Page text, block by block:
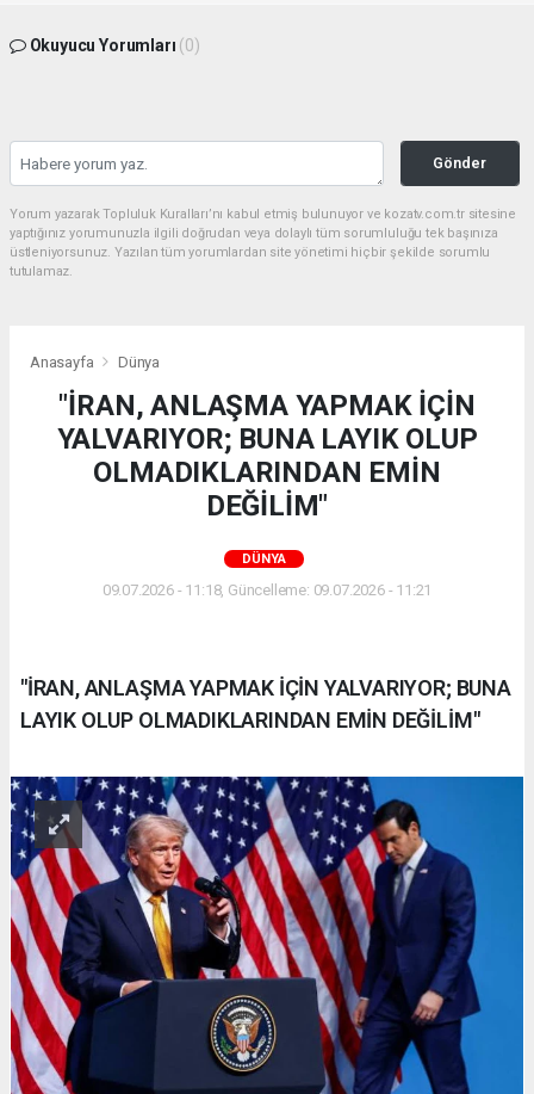
Okuyucu Yorumları (0)
Gönder
Yorum yazarak Topluluk Kuralları’nı kabul etmiş bulunuyor ve kozatv.com.tr sitesine
yaptığınız yorumunuzla ilgili doğrudan veya dolaylı tüm sorumluluğu tek başınıza
üstleniyorsunuz. Yazılan tüm yorumlardan site yönetimi hiçbir şekilde sorumlu
tutulamaz.
Anasayfa Dünya
"İRAN, ANLAŞMA YAPMAK İÇİN
YALVARIYOR; BUNA LAYIK OLUP
OLMADIKLARINDAN EMİN
DEĞİLİM"
DÜNYA
09.07.2026 - 11:18, Güncelleme: 09.07.2026 - 11:21
"İRAN, ANLAŞMA YAPMAK İÇİN YALVARIYOR; BUNA
LAYIK OLUP OLMADIKLARINDAN EMİN DEĞİLİM"